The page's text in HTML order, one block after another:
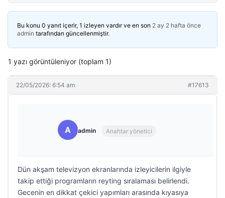
Bu konu 0 yanıt içerir, 1 izleyen vardır ve en son 2 ay 2 hafta önce
admin tarafından güncellenmiştir.
1 yazı görüntüleniyor (toplam 1)
22/05/2026: 6:54 am #17613
A admin Anahtar yönetici
Dün akşam televizyon ekranlarında izleyicilerin ilgiyle
takip ettiği programların reyting sıralaması belirlendi.
Gecenin en dikkat çekici yapımları arasında kıyasıya